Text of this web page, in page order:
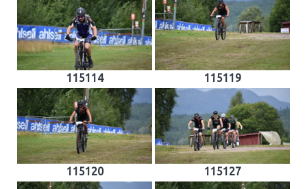
115114 115119
115120 115127